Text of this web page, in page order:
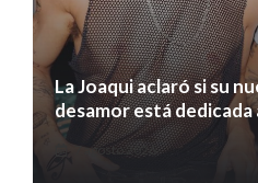
La Joaqui aclaró si su
desamor está dedicada
7 agosto 2026